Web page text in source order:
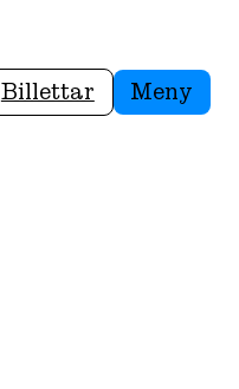
Billettar Meny